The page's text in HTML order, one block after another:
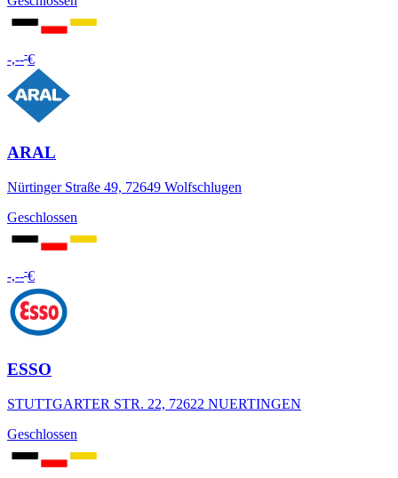
-,---€
ARAL
Nürtinger Straße 49, 72649 Wolfschlugen
Geschlossen
-,---€
ESSO
STUTTGARTER STR. 22, 72622 NUERTINGEN
Geschlossen